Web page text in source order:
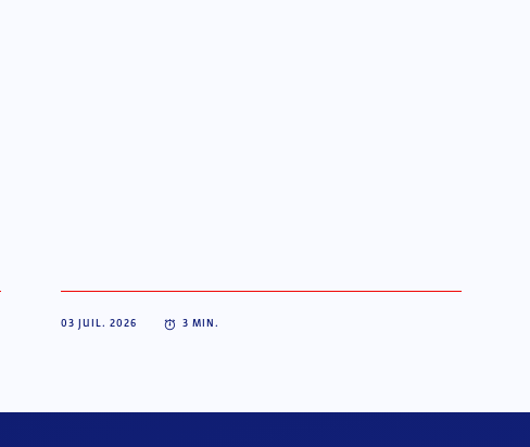
03 JUIL. 2026 3 MIN.